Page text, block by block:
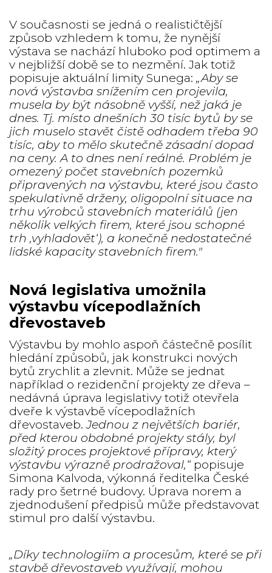
V současnosti se jedná o realističtější
způsob vzhledem k tomu, že nynější
výstava se nachází hluboko pod optimem a
v nejbližší době se to nezmění. Jak totiž
popisuje aktuální limity Sunega:„Aby se
nová výstavba snížením cen projevila,
musela by být násobně vyšší, než jaká je
dnes. Tj. místo dnešních 30 tisíc bytů by se
jich muselo stavět čistě odhadem třeba 90
tisíc, aby to mělo skutečně zásadní dopad
na ceny. A to dnes není reálné. Problém je
omezený počet stavebních pozemků
připravených na výstavbu, které jsou často
spekulativně drženy, oligopolní situace na
trhu výrobců stavebních materiálů (jen
několik velkých firem, které jsou schopné
trh ‚vyhladovět‘), a konečně nedostatečné
lidské kapacity stavebních firem.″
Nová legislativa umožnila
výstavbu vícepodlažních
dřevostaveb
Výstavbu by mohlo aspoň částečně posílit
hledání způsobů, jak konstrukci nových
bytů zrychlit a zlevnit. Může se jednat
například o rezidenční projekty ze dřeva –
nedávná úprava legislativy totiž otevřela
dveře k výstavbě vícepodlažních
dřevostaveb.Jednou z největších bariér,
před kterou obdobné projekty stály, byl
složitý proces projektové přípravy, který
výstavbu výrazně prodražoval,“popisuje
Simona Kalvoda, výkonná ředitelka České
rady pro šetrné budovy. Úprava norem a
zjednodušení předpisů může představovat
stimul pro další výstavbu.
„Díky technologiím a procesům, které se při
stavbě dřevostaveb využívají, mohou